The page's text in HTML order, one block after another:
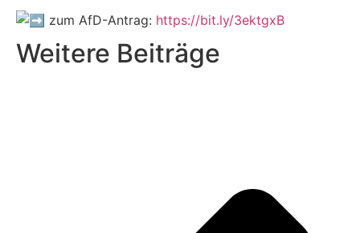
zum AfD-Antrag: https://bit.ly/3ektgxB
Weitere Beiträge